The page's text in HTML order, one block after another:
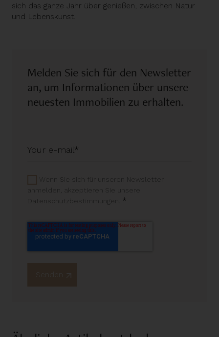
sich das ganze Jahr über genießen, zwischen Natur
und Lebenskunst.
Melden Sie sich für den Newsletter
an, um Informationen über unsere
neuesten Immobilien zu erhalten.
Wenn Sie sich für unseren Newsletter
anmelden, akzeptieren Sie unsere
Datenschutzbestimmungen.
*